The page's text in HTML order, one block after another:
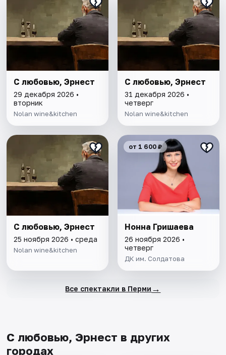
С любовью, Эрнест
29 декабря 2026 •
вторник
Nolan wine&kitchen
С любовью, Эрнест
31 декабря 2026 •
четверг
Nolan wine&kitchen
С любовью, Эрнест
25 ноября 2026 • среда
Nolan wine&kitchen
от 1 600 ₽
Нонна Гришаева
26 ноября 2026 •
четверг
ДК им. Солдатова
Все спектакли в Перми →
С любовью, Эрнест в других
городах